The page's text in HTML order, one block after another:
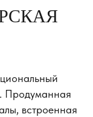
Продуманная
встроенная